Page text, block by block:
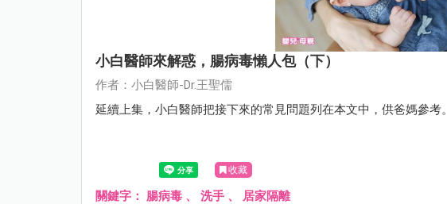
小白醫師來解惑，腸病毒懶人包（下）
作者：小白醫師-Dr.王聖儒
延續上集，小白醫師把接下來的常見問題列在本文中，供爸媽參考。
收藏
關鍵字： 腸病毒 、 洗手 、 居家隔離